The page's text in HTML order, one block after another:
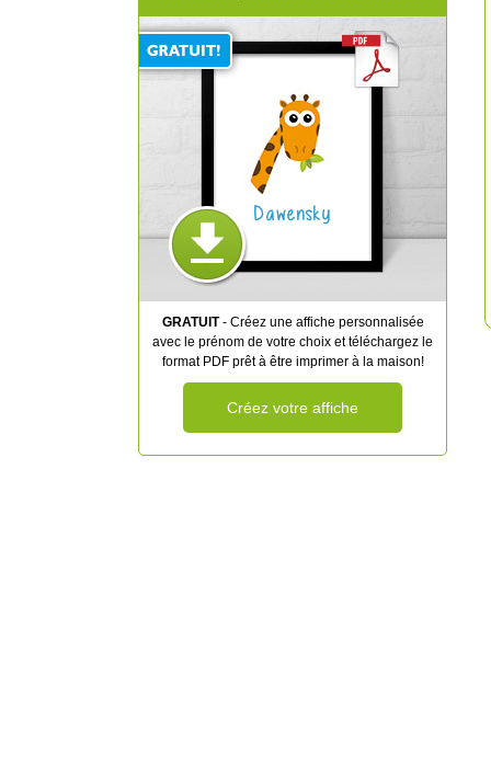
Dawensky
GRATUIT- Créez une affiche personnalisée
avec le prénom de votre choix et téléchargez le
format PDF prêt à être imprimer à la maison!
Créez votre affiche